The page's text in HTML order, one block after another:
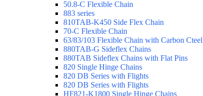
50.8-C Flexible Chain
883 series
810TAB-K450 Side Flex Chain
70-C Flexible Chain
63/83/103 Flexible Chain with Carbon Cteel
880TAB-G Sideflex Chains
880TAB Sideflex Chains with Flat Pins
820 Single Hinge Chains
820 DB Series with Flights
820 DB Series with Flights
HF821-K1800 Single Hinge Chains